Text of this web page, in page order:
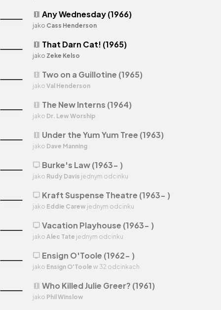
theaters The New Interns (1964)
jako Dr. Lew Worship
theaters That Darn Cat! (1965)
jako Zeke Kelso
theaters Any Wednesday (1966)
jako Cass Henderson
theaters Under the Yum Yum Tree (1963)
jako Dave Manning
theaters Two on a Guillotine (1965)
jako Val Henderson
theaters Who Killed Julie Greer? (1961)
jako Phil Winslow
tv Burke's Law (1963- )
jako Rudy Davis jednym odcinku
tv Kraft Suspense Theatre (1963- )
jako Eddie Carew jednym odcinku
tv Ensign O'Toole (1962- )
jako Ensign O'Toole w 32 odcinkach
tv Vacation Playhouse (1963- )
jako Alec Tate jednym odcinku